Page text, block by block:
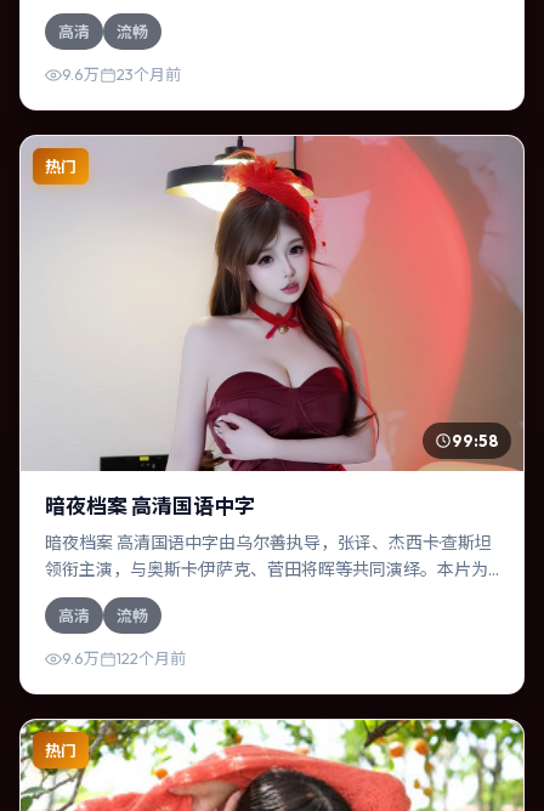
宇、役所广司的对手戏尤为出彩。导演达米恩·查泽雷善于在
长镜头中积蓄张力，本片亦在西班牙实地取景，增强真实质
感。
高清 流畅
9.6万 23个月前
热门
99:58
暗夜档案 高清国语中字
暗夜档案 高清国语中字由乌尔善执导，张译、杰西卡·查斯坦
领衔主演，与奥斯卡·伊萨克、菅田将晖等共同演绎。本片为
爱情类型，主要班底与取景来自泰国。时间循环困住主角，
每一次醒来规则都在改变。影片整体气质克制，节奏紧凑，
人物动机清晰，适合喜欢强情节与细腻表演的观众。
高清 流畅
9.6万 122个月前
热门